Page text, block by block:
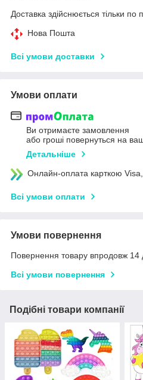
Доставка здійснюється тільки по
Нова Пошта
Всі умови доставки
Умови оплати
Ви отримаєте замовлення
або гроші повернуться на
Детальніше
Онлайн-оплата карткою
Всі умови оплати
Умови повернення
Повернення товару впродовж 14
Всі умови повернення
Подібні товари компанії